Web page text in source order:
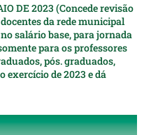
DE 2023 (Concede revisão
da rede municipal
salário base, para jornada
para os professores
pós. graduados,
exercício de 2023 e dá